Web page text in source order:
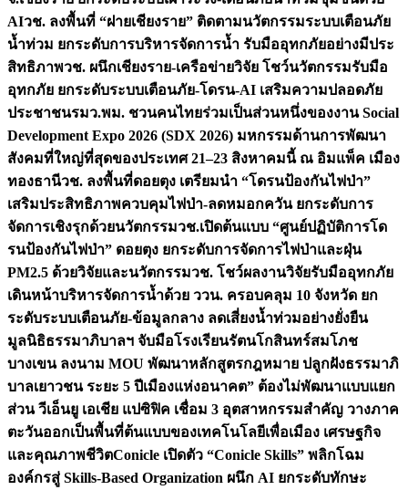
AIวช. ลงพื้นที่ “ฝายเชียงราย” ติดตามนวัตกรรมระบบเตือนภัย
น้ำท่วม ยกระดับการบริหารจัดการน้ำ รับมืออุทกภัยอย่างมีประ
สิทธิภาพวช. ผนึกเชียงราย-เครือข่ายวิจัย โชว์นวัตกรรมรับมือ
อุทกภัย ยกระดับระบบเตือนภัย-โดรน-AI เสริมความปลอดภัย
ประชาชนรมว.พม. ชวนคนไทยร่วมเป็นส่วนหนึ่งของงาน Social
Development Expo 2026 (SDX 2026) มหกรรมด้านการพัฒนา
สังคมที่ใหญ่ที่สุดของประเทศ 21–23 สิงหาคมนี้ ณ อิมแพ็ค เมือง
ทองธานีวช. ลงพื้นที่ดอยตุง เตรียมนำ “โดรนป้องกันไฟป่า”
เสริมประสิทธิภาพควบคุมไฟป่า-ลดหมอกควัน ยกระดับการ
จัดการเชิงรุกด้วยนวัตกรรมวช.เปิดต้นแบบ “ศูนย์ปฏิบัติการโด
รนป้องกันไฟป่า” ดอยตุง ยกระดับการจัดการไฟป่าและฝุ่น
PM2.5 ด้วยวิจัยและนวัตกรรมวช. โชว์ผลงานวิจัยรับมืออุทกภัย
เดินหน้าบริหารจัดการน้ำด้วย ววน. ครอบคลุม 10 จังหวัด ยก
ระดับระบบเตือนภัย-ข้อมูลกลาง ลดเสี่ยงน้ำท่วมอย่างยั่งยืน
มูลนิธิธรรมาภิบาลฯ จับมือโรงเรียนรัตนโกสินทร์สมโภช
บางเขน ลงนาม MOU พัฒนาหลักสูตรกฎหมาย ปลูกฝังธรรมาภิ
บาลเยาวชน ระยะ 5 ปีเมืองแห่งอนาคต” ต้องไม่พัฒนาแบบแยก
ส่วน วีเอ็นยู เอเชีย แปซิฟิค เชื่อม 3 อุตสาหกรรมสำคัญ วางภาค
ตะวันออกเป็นพื้นที่ต้นแบบของเทคโนโลยีเพื่อเมือง เศรษฐกิจ
และคุณภาพชีวิตConicle เปิดตัว “Conicle Skills” พลิกโฉม
องค์กรสู่ Skills-Based Organization ผนึก AI ยกระดับทักษะ